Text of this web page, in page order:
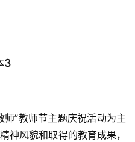
3
”教师节主题庆祝活动为主
神风貌和取得的教育成果，